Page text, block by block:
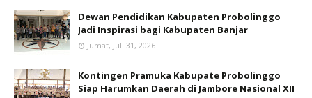
Dewan Pendidikan Kabupaten Probolinggo
Jadi Inspirasi bagi Kabupaten Banjar
Jumat, Juli 31, 2026
Kontingen Pramuka Kabupate Probolinggo
Siap Harumkan Daerah di Jambore Nasional XII